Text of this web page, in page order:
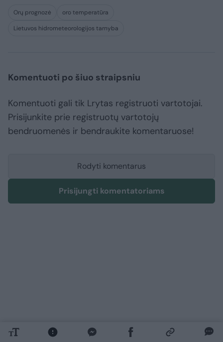
Orų prognozė
oro temperatūra
Lietuvos hidrometeorologijos tarnyba
Komentuoti po šiuo straipsniu
Komentuoti gali tik Lrytas registruoti vartotojai.
Prisijunkite prie registruotų vartotojų
bendruomenės ir bendraukite komentaruose!
Rodyti komentarus
Prisijungti komentatoriams